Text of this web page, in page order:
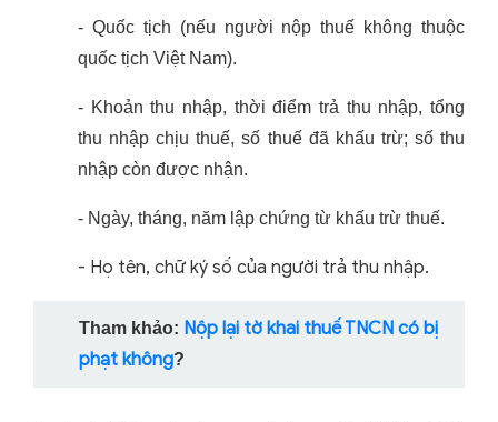
- Quốc tịch (nếu người nộp thuế không thuộc
quốc tịch Việt Nam).
- Khoản thu nhập, thời điểm trả thu nhập, tổng
thu nhập chịu thuế, số thuế đã khấu trừ; số thu
nhập còn được nhận.
- Ngày, tháng, năm lập chứng từ khấu trừ thuế.
- Họ tên, chữ ký số của người trả thu nhập.
Tham khảo: Nộp lại tờ khai thuế TNCN có bị
phạt không?